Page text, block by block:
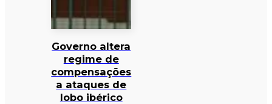
Governo altera
regime de
compensações
a ataques de
lobo ibérico